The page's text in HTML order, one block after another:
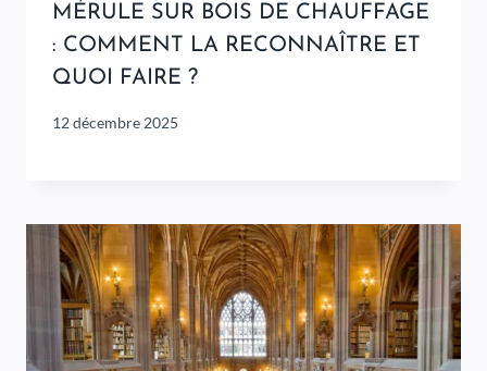
MÉRULE SUR BOIS DE CHAUFFAGE
: COMMENT LA RECONNAÎTRE ET
QUOI FAIRE ?
12 décembre 2025